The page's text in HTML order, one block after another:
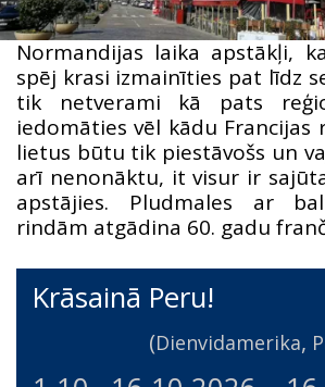
Normandijas laika apstākļi,
spēj krasi izmainīties pat līdz
tik netverami kā pats
iedomāties vēl kādu Francijas
lietus būtu tik piestāvošs un
arī nenonāktu, it visur ir
apstājies. Pludmales ar
rindām atgādina 60. gadu
Krāsainā Peru!
(Dienvidamerika,